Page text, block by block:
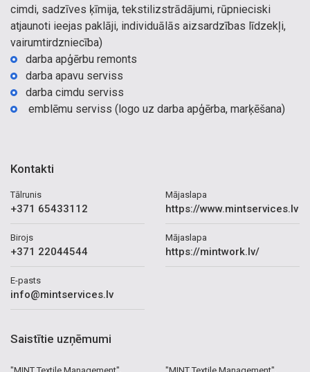
cimdi, sadzīves ķīmija, tekstilizstrādājumi, rūpnieciski
atjaunoti ieejas paklāji, individuālās aizsardzības līdzekļi,
vairumtirdzniecība)
darba apģērbu remonts
darba apavu serviss
darba cimdu serviss
emblēmu serviss (logo uz darba apģērba, marķēšana)
Kontakti
Tālrunis
+371 65433112
Birojs
+371 22044544
E-pasts
info@mintservices.lv
Mājaslapa
https://www.mintservices.lv
Mājaslapa
https://mintwork.lv/
Saistītie uzņēmumi